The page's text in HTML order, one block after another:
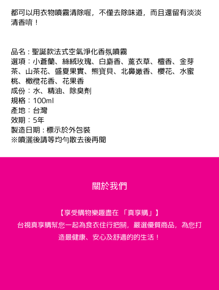
都可以用衣物噴霧清除喔，不僅去除味道，而且還留有淡淡
清香唷！
品名 : 聖誕款法式空氣淨化香氛噴霧
選項：小蒼蘭、絲絨玫瑰、白麝香、薰衣草、檀香、金芽
茶、山茶花、盛夏果實、熊寶貝、北鼻嫩香、櫻花、水蜜
桃、橄欖花香、花果香
成份：水、精油、除臭劑
規格：100ml
產地：台灣
效期：5年
製造日期 : 標示於外包裝
※噴灑後請等均勻散去後再聞
關於我們
【享受購物樂趣盡在 「真享購」】
台視真享購幫您一起為食衣住行把關，嚴選優質商品，為您打
造最健康、安心及舒適的的生活！